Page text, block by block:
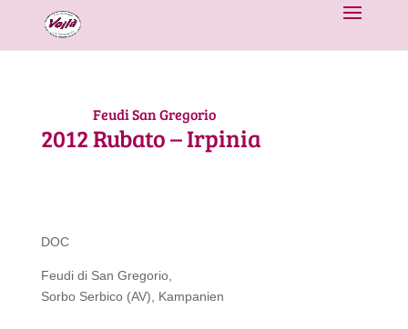
2012
Feudi San Gregorio
Rubato – Irpinia
DOC
Feudi di San Gregorio,
Sorbo Serbico (AV), Kampanien